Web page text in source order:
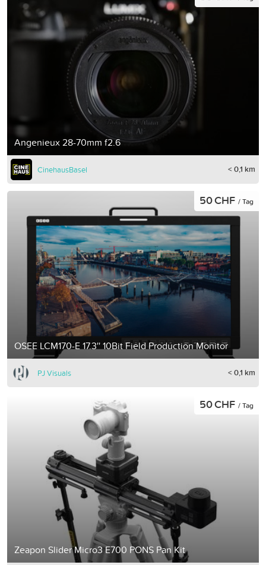
Angenieux 28-70mm f2.6
CinehausBasel < 0,1 km
OSEE LCM170-E 17.3'' 10Bit Field Production Monitor
50 CHF / Tag
PJ Visuals < 0,1 km
Zeapon Slider Micro3 E700 PONS Pan Kit
50 CHF / Tag